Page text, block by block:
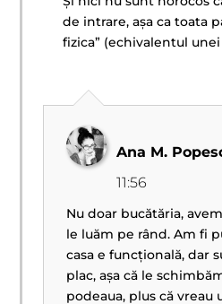
de intrare, așa ca toata
fizica” (echivalentul
Ana M.
11:56
Nu doar bucătăria,
le luăm pe rând. Am fi
casa e funcțională, dar
plac, așa că le
podeaua, plus că vreau